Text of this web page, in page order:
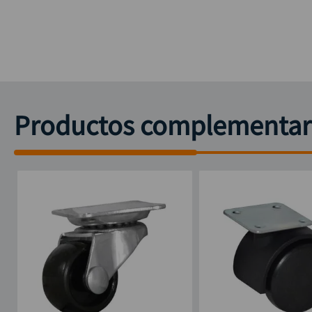
Productos